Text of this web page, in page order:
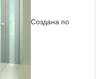
Создана по